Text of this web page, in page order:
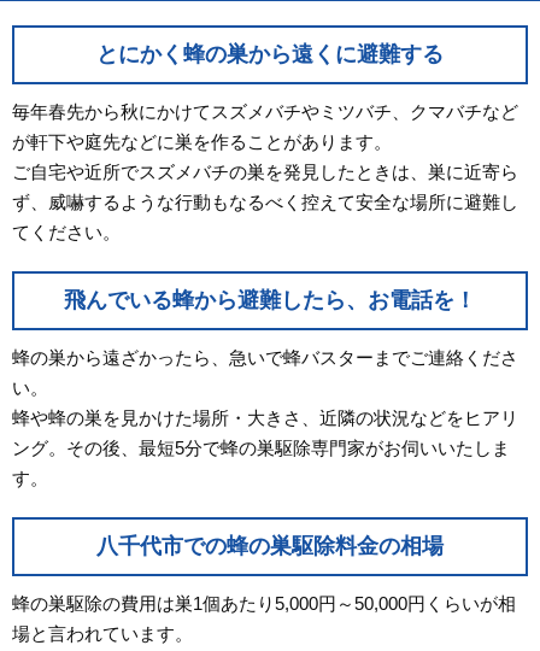
とにかく蜂の巣から遠くに避難する
毎年春先から秋にかけてスズメバチやミツバチ、クマバチなど
が軒下や庭先などに巣を作ることがあります。
ご自宅や近所でスズメバチの巣を発見したときは、巣に近寄ら
ず、威嚇するような行動もなるべく控えて安全な場所に避難し
てください。
飛んでいる蜂から避難したら、お電話を！
蜂の巣から遠ざかったら、急いで蜂バスターまでご連絡くださ
い。
蜂や蜂の巣を見かけた場所・大きさ、近隣の状況などをヒアリ
ング。その後、最短5分で蜂の巣駆除専門家がお伺いいたしま
す。
八千代市での蜂の巣駆除料金の相場
蜂の巣駆除の費用は巣1個あたり5,000円～50,000円くらいが相
場と言われています。